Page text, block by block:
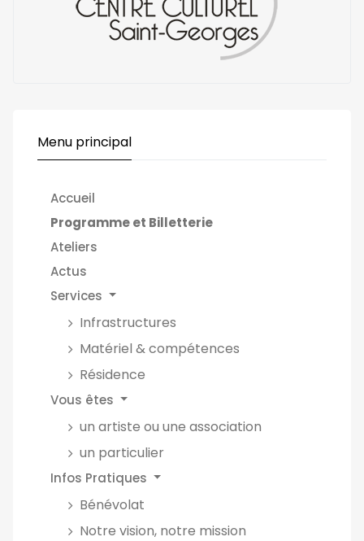
Menu principal
Accueil
Programme et Billetterie
Ateliers
Actus
Services
Infrastructures
Matériel & compétences
Résidence
Vous êtes
un artiste ou une association
un particulier
Infos Pratiques
Bénévolat
Notre vision, notre mission